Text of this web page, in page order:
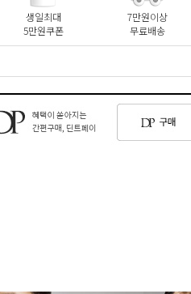
생일최대
5만원쿠폰
7만원이상
무료배송